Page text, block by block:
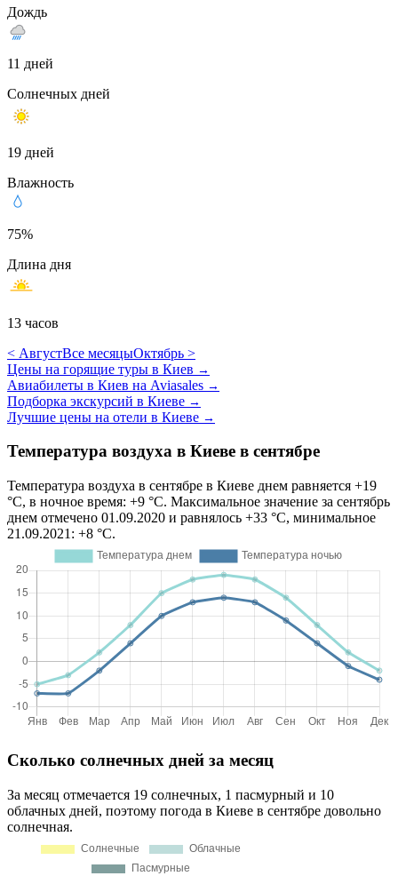
Дождь
11 дней
Солнечных дней
19 дней
Влажность
75%
Длина дня
13 часов
< АвгустВсе месяцыОктябрь >
Цены на горящие туры в Киев →
Авиабилеты в Киев на Aviasales →
Подборка экскурсий в Киеве →
Лучшие цены на отели в Киеве →
Температура воздуха в Киеве в сентябре
Температура воздуха в сентябре в Киеве днем равняется +19
°C, в ночное время: +9 °C. Максимальное значение за сентябрь
днем отмечено 01.09.2020 и равнялось +33 °C, минимальное
21.09.2021: +8 °C.
Сколько солнечных дней за месяц
За месяц отмечается 19 солнечных, 1 пасмурный и 10
облачных дней, поэтому погода в Киеве в сентябре довольно
солнечная.